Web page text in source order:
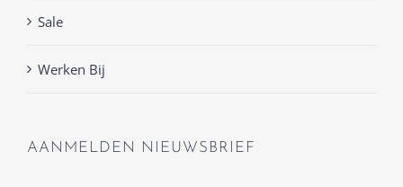
Sale
Werken Bij
AANMELDEN NIEUWSBRIEF